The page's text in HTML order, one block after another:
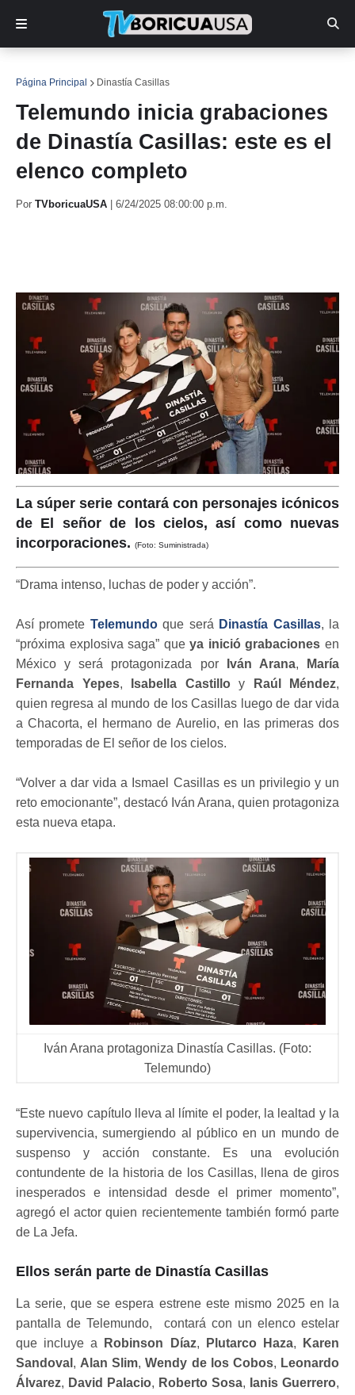
Página Principal Dinastía Casillas
Telemundo inicia grabaciones
de Dinastía Casillas: este es el
elenco completo
Por TVboricuaUSA 6/24/2025 08:00:00 p.m.
La súper serie contará con personajes icónicos
de El señor de los cielos, así como nuevas
incorporaciones. (Foto: Suministrada)
“Drama intenso, luchas de poder y acción”.
Así promete Telemundoque será Dinastía Casillas, la
“próxima explosiva saga” queya inició grabaciones en
México y será protagonizada por
Iván Arana,
María
Fernanda Yepes, Isabella Castilloy Raúl Méndez,
quien regresa al mundo de los Casillas luego de dar vida
a Chacorta, el hermano de Aurelio, en las primeras dos
temporadas de El señor de los cielos.
“Volver a dar vida a Ismael Casillas es un privilegio y un
reto emocionante”, destacó Iván Arana, quien protagoniza
esta nueva etapa.
Iván Arana protagoniza Dinastía Casillas. (Foto:
Telemundo)
“Este nuevo capítulo lleva al límite el poder, la lealtad y la
supervivencia, sumergiendo al público en un mundo de
suspenso y acción constante. Es una evolución
contundente de la historia de los Casillas, llena de giros
inesperados e intensidad desde el primer momento”,
agregó el actor quien recientemente también formó parte
de La Jefa.
Ellos serán parte de Dinastía Casillas
La serie, que se espera estrene este mismo 2025 en la
pantalla de Telemundo, contará con un elenco estelar
que incluye a
Robinson Díaz, Plutarco Haza,
Karen
Sandoval ,Alan Slim,Wendy de los Cobos, Leonardo
Álvarez, David Palacio, Roberto Sosa, Ianis Guerrero,